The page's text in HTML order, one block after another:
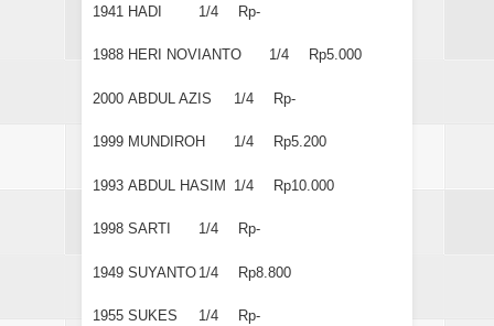
1941 HADI 1/4 Rp-
1988 HERI NOVIANTO 1/4 Rp5.000
2000 ABDUL AZIS 1/4 Rp-
1999 MUNDIROH 1/4 Rp5.200
1993 ABDUL HASIM 1/4 Rp10.000
1998 SARTI 1/4 Rp-
1949 SUYANTO 1/4 Rp8.800
1955 SUKES 1/4 Rp-